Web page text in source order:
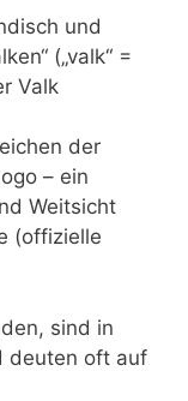
und
(„valk“ =
Valk
der
– ein
Weitsicht
(offizielle
sind in
deuten oft auf